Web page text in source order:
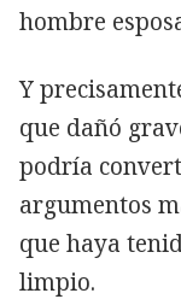
hombre
Y
que dañó
podría
argumentos
que haya
limpio.